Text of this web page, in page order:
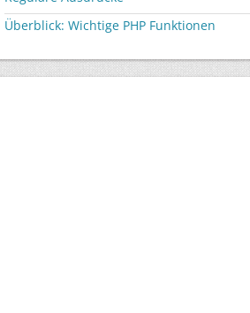
Überblick: Wichtige PHP Funktionen